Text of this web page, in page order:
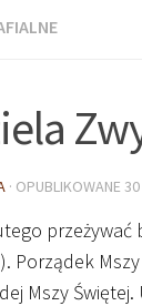
· OPUBLIKOWANE
przeżywać
Porządek
Mszy